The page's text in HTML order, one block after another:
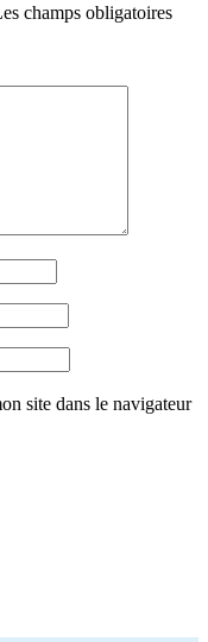
champs obligatoires
site dans le navigateur